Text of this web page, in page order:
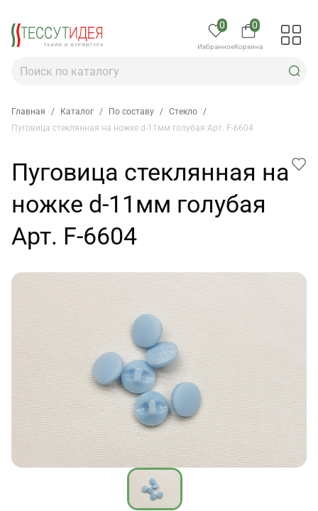
0
Избранное
0
Корзина
Главная / Каталог / По составу / Стекло /
Пуговица стеклянная на ножке d-11мм голубая Арт. F-6604
Пуговица стеклянная на
ножке d-11мм голубая
Арт. F-6604